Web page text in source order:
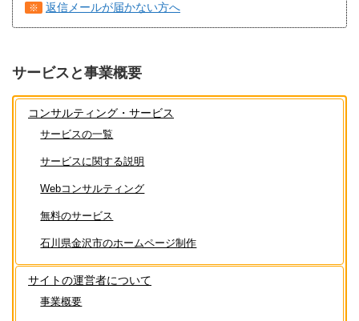
※ 返信メールが届かない方へ
サービスと事業概要
コンサルティング・サービス
サービスの一覧
サービスに関する説明
Webコンサルティング
無料のサービス
石川県金沢市のホームページ制作
サイトの運営者について
事業概要